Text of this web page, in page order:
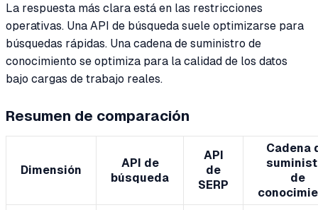
La respuesta más clara está en las restricciones
operativas. Una API de búsqueda suele optimizarse para
búsquedas rápidas. Una cadena de suministro de
conocimiento se optimiza para la calidad de los datos
bajo cargas de trabajo reales.
Resumen de comparación
Dimensión
API de
búsqueda
API
de
SERP
Cadena
de